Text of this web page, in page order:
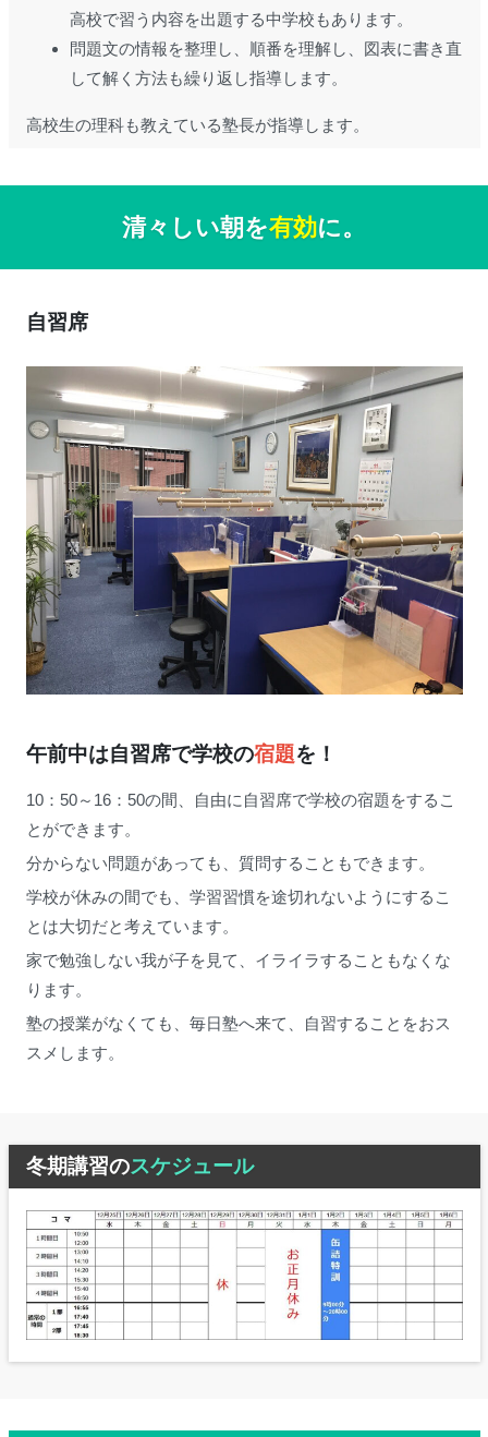
高校で習う内容を出題する中学校もあります。
問題文の情報を整理し、順番を理解し、図表に書き直
して解く方法も繰り返し指導します。
高校生の理科も教えている塾長が指導します。
清々しい朝を有効に。
自習席
午前中は自習席で学校の宿題を！
10：50～16：50の間、自由に自習席で学校の宿題をするこ
とができます。
分からない問題があっても、質問することもできます。
学校が休みの間でも、学習習慣を途切れないようにするこ
とは大切だと考えています。
家で勉強しない我が子を見て、イライラすることもなくな
ります。
塾の授業がなくても、毎日塾へ来て、自習することをおス
スメします。
冬期講習のスケジュール